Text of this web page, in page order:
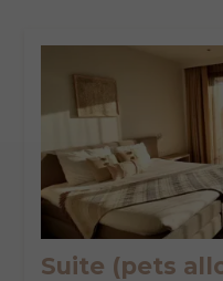
Suite (pets